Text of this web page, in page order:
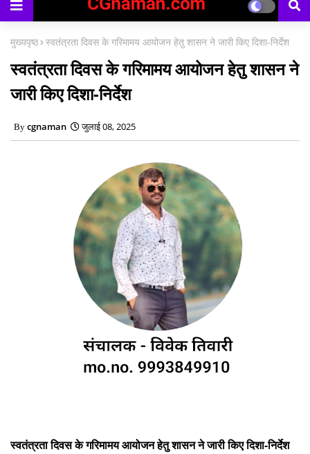
मुख्यपृष्ठ स्वतंत्रता दिवस के गरिमामय आयोजन हेतु शासन ने जारी किए दिशा-निर्देश
स्वतंत्रता दिवस के गरिमामय आयोजन हेतु शासन ने
जारी किए दिशा-निर्देश
cgnaman जुलाई 08, 2025
स्वतंत्रता दिवस के गरिमामय आयोजन हेतु शासन ने जारी किए दिशा-निर्देश